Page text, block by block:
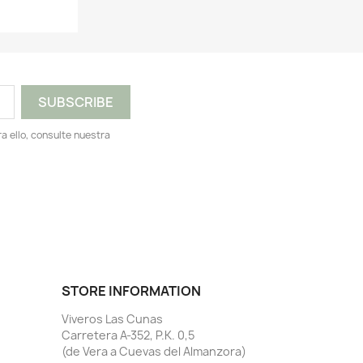
ello, consulte nuestra
STORE INFORMATION
Viveros Las Cunas
Carretera A-352, P.K. 0,5
(de Vera a Cuevas del Almanzora)